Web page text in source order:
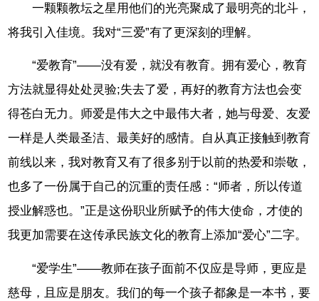
一颗颗教坛之星用他们的光亮聚成了最明亮的北斗，
将我引入佳境。我对“三爱”有了更深刻的理解。
“爱教育”——没有爱，就没有教育。拥有爱心，教育
方法就显得处处灵验;失去了爱，再好的教育方法也会变
得苍白无力。师爱是伟大之中最伟大者，她与母爱、友爱
一样是人类最圣洁、最美好的感情。自从真正接触到教育
前线以来，我对教育又有了很多别于以前的热爱和崇敬，
也多了一份属于自己的沉重的责任感：“师者，所以传道
授业解惑也。”正是这份职业所赋予的伟大使命，才使的
我更加需要在这传承民族文化的教育上添加“爱心”二字。
“爱学生”——教师在孩子面前不仅应是导师，更应是
慈母，且应是朋友。我们的每一个孩子都象是一本书，要